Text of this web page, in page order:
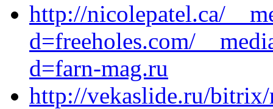
http://nicolepatel.ca/
d=freeholes.com/
d=farn-mag.ru
http://vekaslide.ru/bitrix/